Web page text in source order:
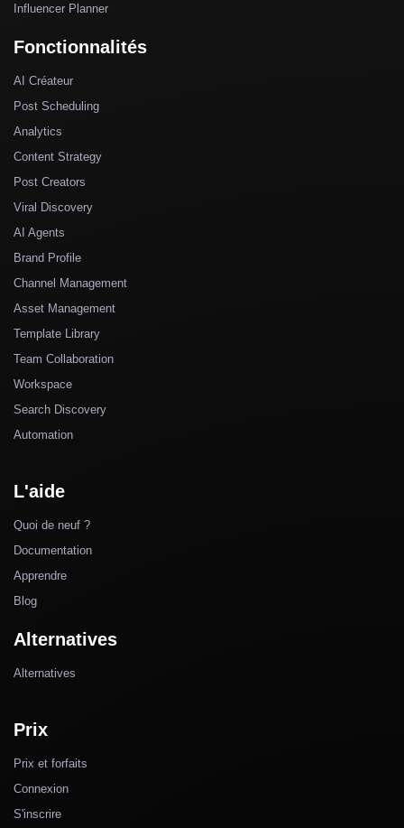
Influencer Planner
Fonctionnalités
AI Créateur
Post Scheduling
Analytics
Content Strategy
Post Creators
Viral Discovery
AI Agents
Brand Profile
Channel Management
Asset Management
Template Library
Team Collaboration
Workspace
Search Discovery
Automation
L'aide
Quoi de neuf ?
Documentation
Apprendre
Blog
Alternatives
Alternatives
Prix
Prix et forfaits
Connexion
S'inscrire